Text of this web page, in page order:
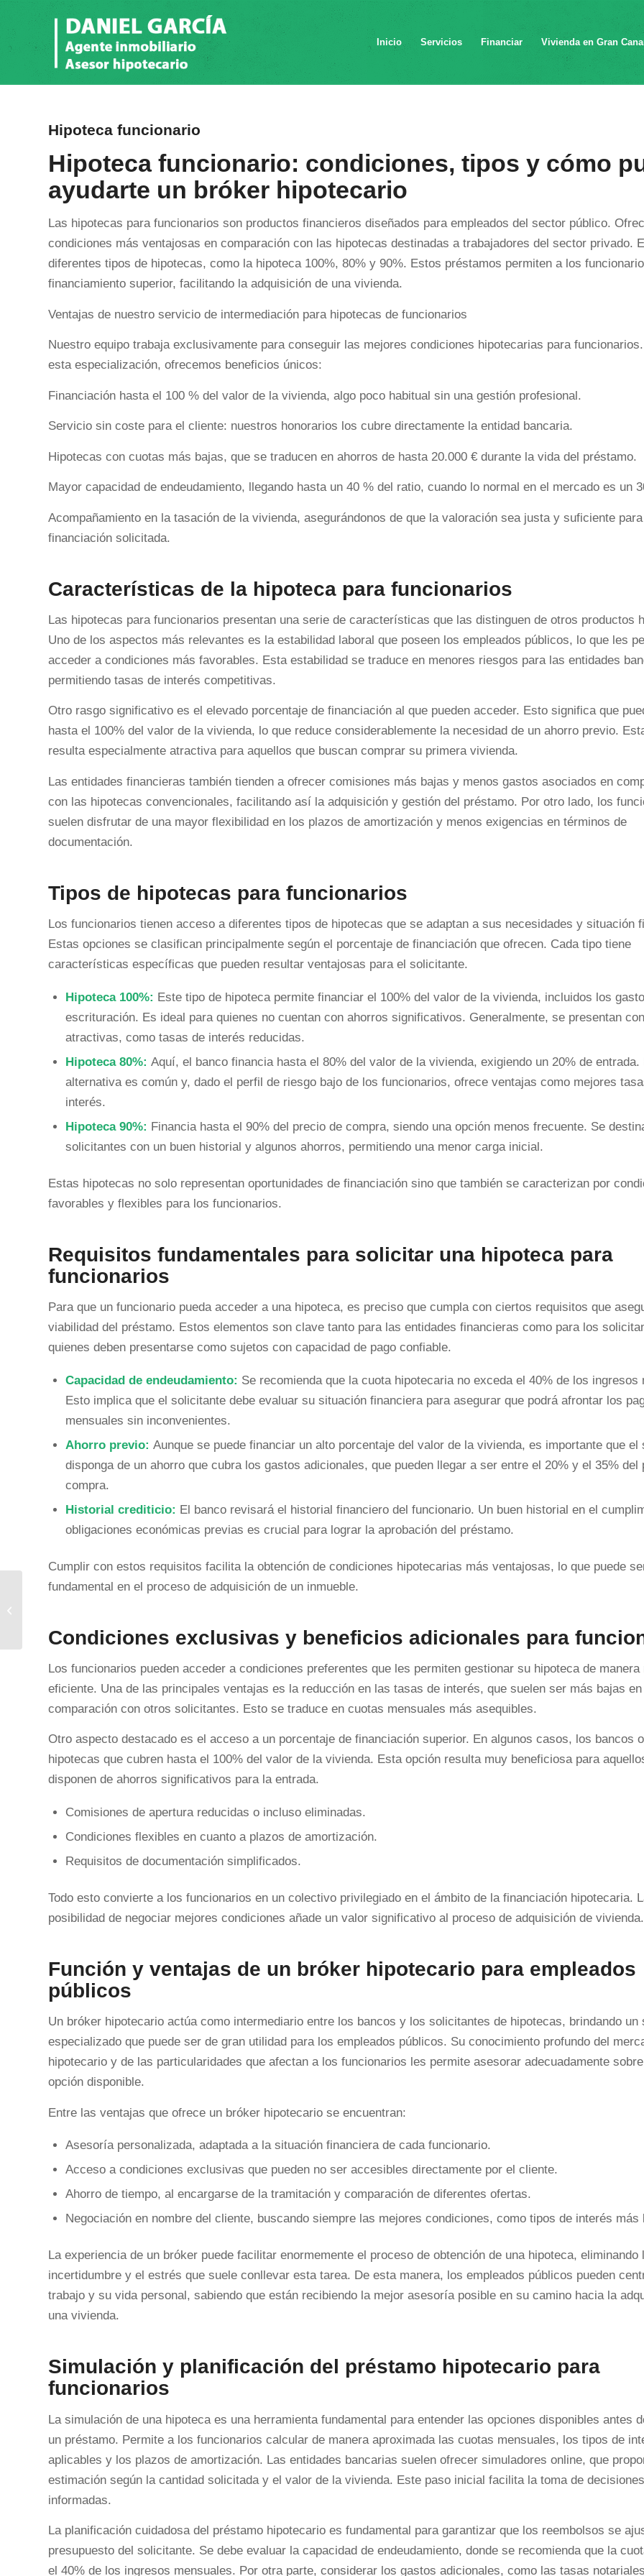
Inicio Servicios Financiar Vivienda en Gran
Hipoteca funcionario
Hipoteca funcionario: condiciones, tipos y cómo
ayudarte un bróker hipotecario
Las hipotecas para funcionarios son productos financieros diseñados para empleados del sector público.
condiciones más ventajosas en comparación con las hipotecas destinadas a trabajadores del sector privado.
diferentes tipos de hipotecas, como la hipoteca 100%, 80% y 90%. Estos préstamos permiten a los
financiamiento superior, facilitando la adquisición de una vivienda.
Ventajas de nuestro servicio de intermediación para hipotecas de funcionarios
Nuestro equipo trabaja exclusivamente para conseguir las mejores condiciones hipotecarias para
esta especialización, ofrecemos beneficios únicos:
Financiación hasta el 100 % del valor de la vivienda, algo poco habitual sin una gestión profesional.
Servicio sin coste para el cliente: nuestros honorarios los cubre directamente la entidad bancaria.
Hipotecas con cuotas más bajas, que se traducen en ahorros de hasta 20.000 € durante la vida del préstamo.
Mayor capacidad de endeudamiento, llegando hasta un 40 % del ratio, cuando lo normal en el mercado es un
Acompañamiento en la tasación de la vivienda, asegurándonos de que la valoración sea justa y suficiente
financiación solicitada.
Características de la hipoteca para funcionarios
Las hipotecas para funcionarios presentan una serie de características que las distinguen de otros productos
Uno de los aspectos más relevantes es la estabilidad laboral que poseen los empleados públicos, lo que les
acceder a condiciones más favorables. Esta estabilidad se traduce en menores riesgos para las entidades
permitiendo tasas de interés competitivas.
Otro rasgo significativo es el elevado porcentaje de financiación al que pueden acceder. Esto significa que
hasta el 100% del valor de la vivienda, lo que reduce considerablemente la necesidad de un ahorro previo.
resulta especialmente atractiva para aquellos que buscan comprar su primera vivienda.
Las entidades financieras también tienden a ofrecer comisiones más bajas y menos gastos asociados en
con las hipotecas convencionales, facilitando así la adquisición y gestión del préstamo. Por otro lado, los
suelen disfrutar de una mayor flexibilidad en los plazos de amortización y menos exigencias en términos de
documentación.
Tipos de hipotecas para funcionarios
Los funcionarios tienen acceso a diferentes tipos de hipotecas que se adaptan a sus necesidades y situación
Estas opciones se clasifican principalmente según el porcentaje de financiación que ofrecen. Cada tipo tiene
características específicas que pueden resultar ventajosas para el solicitante.
Hipoteca 100%: Este tipo de hipoteca permite financiar el 100% del valor de la vivienda, incluidos los
escrituración. Es ideal para quienes no cuentan con ahorros significativos. Generalmente, se presentan
atractivas, como tasas de interés reducidas.
Hipoteca 80%: Aquí, el banco financia hasta el 80% del valor de la vivienda, exigiendo un 20% de entrada.
alternativa es común y, dado el perfil de riesgo bajo de los funcionarios, ofrece ventajas como mejores
interés.
Hipoteca 90%: Financia hasta el 90% del precio de compra, siendo una opción menos frecuente. Se
solicitantes con un buen historial y algunos ahorros, permitiendo una menor carga inicial.
Estas hipotecas no solo representan oportunidades de financiación sino que también se caracterizan por
favorables y flexibles para los funcionarios.
Requisitos fundamentales para solicitar una hipoteca para
funcionarios
Para que un funcionario pueda acceder a una hipoteca, es preciso que cumpla con ciertos requisitos que
viabilidad del préstamo. Estos elementos son clave tanto para las entidades financieras como para los
quienes deben presentarse como sujetos con capacidad de pago confiable.
Capacidad de endeudamiento: Se recomienda que la cuota hipotecaria no exceda el 40% de los ingresos
Esto implica que el solicitante debe evaluar su situación financiera para asegurar que podrá afrontar los
mensuales sin inconvenientes.
Ahorro previo: Aunque se puede financiar un alto porcentaje del valor de la vivienda, es importante que el
disponga de un ahorro que cubra los gastos adicionales, que pueden llegar a ser entre el 20% y el 35% del
compra.
Historial crediticio: El banco revisará el historial financiero del funcionario. Un buen historial en el
obligaciones económicas previas es crucial para lograr la aprobación del préstamo.
Cumplir con estos requisitos facilita la obtención de condiciones hipotecarias más ventajosas, lo que puede
fundamental en el proceso de adquisición de un inmueble.
Condiciones exclusivas y beneficios adicionales para
Los funcionarios pueden acceder a condiciones preferentes que les permiten gestionar su hipoteca de manera
eficiente. Una de las principales ventajas es la reducción en las tasas de interés, que suelen ser más bajas en
comparación con otros solicitantes. Esto se traduce en cuotas mensuales más asequibles.
Otro aspecto destacado es el acceso a un porcentaje de financiación superior. En algunos casos, los bancos
hipotecas que cubren hasta el 100% del valor de la vivienda. Esta opción resulta muy beneficiosa para
disponen de ahorros significativos para la entrada.
Comisiones de apertura reducidas o incluso eliminadas.
Condiciones flexibles en cuanto a plazos de amortización.
Requisitos de documentación simplificados.
Todo esto convierte a los funcionarios en un colectivo privilegiado en el ámbito de la financiación hipotecaria.
posibilidad de negociar mejores condiciones añade un valor significativo al proceso de adquisición de vivienda.
Función y ventajas de un bróker hipotecario para empleados
públicos
Un bróker hipotecario actúa como intermediario entre los bancos y los solicitantes de hipotecas, brindando un
especializado que puede ser de gran utilidad para los empleados públicos. Su conocimiento profundo del
hipotecario y de las particularidades que afectan a los funcionarios les permite asesorar adecuadamente
opción disponible.
Entre las ventajas que ofrece un bróker hipotecario se encuentran:
Asesoría personalizada, adaptada a la situación financiera de cada funcionario.
Acceso a condiciones exclusivas que pueden no ser accesibles directamente por el cliente.
Ahorro de tiempo, al encargarse de la tramitación y comparación de diferentes ofertas.
Negociación en nombre del cliente, buscando siempre las mejores condiciones, como tipos de interés más
La experiencia de un bróker puede facilitar enormemente el proceso de obtención de una hipoteca, eliminando
incertidumbre y el estrés que suele conllevar esta tarea. De esta manera, los empleados públicos pueden
trabajo y su vida personal, sabiendo que están recibiendo la mejor asesoría posible en su camino hacia la
una vivienda.
Simulación y planificación del préstamo hipotecario para
funcionarios
La simulación de una hipoteca es una herramienta fundamental para entender las opciones disponibles antes
un préstamo. Permite a los funcionarios calcular de manera aproximada las cuotas mensuales, los tipos de
aplicables y los plazos de amortización. Las entidades bancarias suelen ofrecer simuladores online, que
estimación según la cantidad solicitada y el valor de la vivienda. Este paso inicial facilita la toma de decisiones
informadas.
La planificación cuidadosa del préstamo hipotecario es fundamental para garantizar que los reembolsos se
presupuesto del solicitante. Se debe evaluar la capacidad de endeudamiento, donde se recomienda que la
el 40% de los ingresos mensuales. Por otra parte, considerar los gastos adicionales, como las tasas